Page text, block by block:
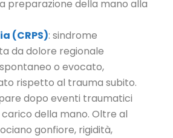
preparazione della mano alla
(CRPS): sindrome
da dolore regionale
o evocato,
rispetto al trauma subito.
dopo eventi traumatici
della mano. Oltre al
gonfiore, rigidità,